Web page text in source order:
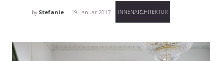
by Stefanie 19. Januar 2017 INNENARCHITEKTUR